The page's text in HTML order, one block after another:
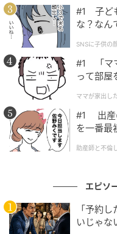
も、決して特別なもの
振り返ってみると、新
中、頼りになる先輩に
すぎていたのかもし
が特別だとどこかで
います。
やさしさをそのまま
がどういうものなのか
著者：佐藤京香／20
子が産まれる予定。
#1 子ど
な？なん
SNSに子供の
#1 「マ
って部屋
ママが家出し
#1 出産
を一番最
助産師と不倫
エピソ
「予約
いじゃな